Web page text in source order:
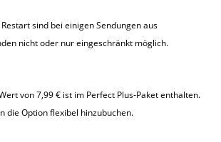
sind bei einigen Sendungen aus
nicht oder nur eingeschränkt möglich.
von 7,99 € ist im Perfect Plus-Paket enthalten.
die Option flexibel hinzubuchen.